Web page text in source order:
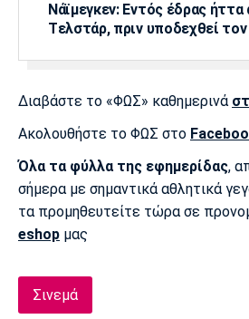
Νάϊμεγκεν: Εντός έδρας ήττα
Tελστάρ, πριν υποδεχθεί
Διαβάστε το «ΦΩΣ» καθημερινά
Ακολουθήστε το ΦΩΣ στο
Όλα τα φύλλα της εφημερίδας,
σήμερα με σημαντικά αθλητικά
τα προμηθευτείτε τώρα σε
eshop μας
Σινεμά